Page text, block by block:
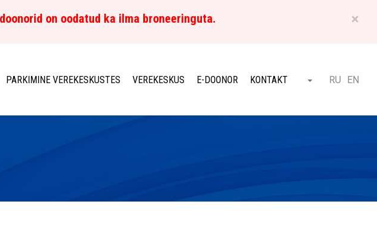
×
on oodatud ka ilma broneeringuta.
PARKIMINE VEREKESKUSTES VEREKESKUS E-DOONOR KONTAKT Otsi ET
RU EN